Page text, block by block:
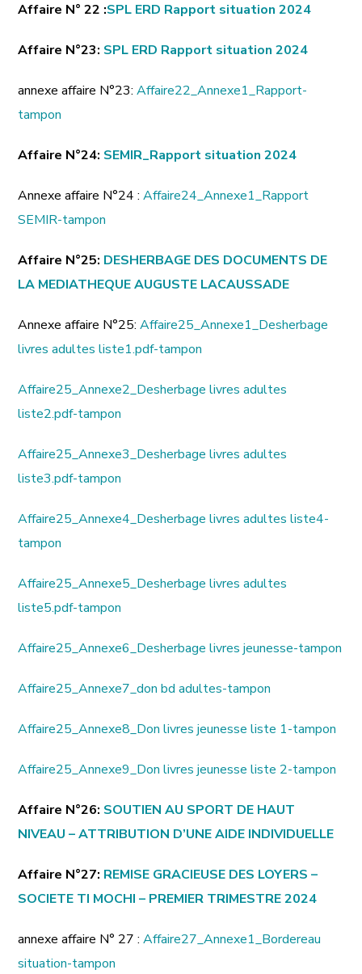
Affaire N° 22 :SPL ERD Rapport situation 2024
Affaire N°23: SPL ERD Rapport situation 2024
annexe affaire N°23:Affaire22_Annexe1_Rapport-
tampon
Affaire N°24: SEMIR_Rapport situation 2024
Annexe affaire N°24 :Affaire24_Annexe1_Rapport
SEMIR-tampon
Affaire N°25: DESHERBAGE DES DOCUMENTS DE
LA MEDIATHEQUE AUGUSTE LACAUSSADE
Annexe affaire N°25:Affaire25_Annexe1_Desherbage
livres adultes liste1.pdf-tampon
Affaire25_Annexe2_Desherbage livres adultes
liste2.pdf-tampon
Affaire25_Annexe3_Desherbage livres adultes
liste3.pdf-tampon
Affaire25_Annexe4_Desherbage livres adultes liste4-
tampon
Affaire25_Annexe5_Desherbage livres adultes
liste5.pdf-tampon
Affaire25_Annexe6_Desherbage livres jeunesse-tampon
Affaire25_Annexe7_don bd adultes-tampon
Affaire25_Annexe8_Don livres jeunesse liste 1-tampon
Affaire25_Annexe9_Don livres jeunesse liste 2-tampon
Affaire N°26: SOUTIEN AU SPORT DE HAUT
NIVEAU – ATTRIBUTION D’UNE AIDE INDIVIDUELLE
Affaire N°27: REMISE GRACIEUSE DES LOYERS –
SOCIETE TI MOCHI – PREMIER TRIMESTRE 2024
annexe affaire N° 27 :Affaire27_Annexe1_Bordereau
situation-tampon